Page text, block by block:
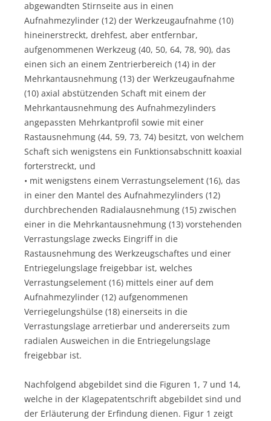
abgewandten Stirnseite aus in einen
Aufnahmezylinder (12) der Werkzeugaufnahme (10)
hineinerstreckt, drehfest, aber entfernbar,
aufgenommenen Werkzeug (40, 50, 64, 78, 90), das
einen sich an einem Zentrierbereich (14) in der
Mehrkantausnehmung (13) der Werkzeugaufnahme
(10) axial abstützenden Schaft mit einem der
Mehrkantausnehmung des Aufnahmezylinders
angepassten Mehrkantprofil sowie mit einer
Rastausnehmung (44, 59, 73, 74) besitzt, von welchem
Schaft sich wenigstens ein Funktionsabschnitt koaxial
forterstreckt, und
• mit wenigstens einem Verrastungselement (16), das
in einer den Mantel des Aufnahmezylinders (12)
durchbrechenden Radialausnehmung (15) zwischen
einer in die Mehrkantausnehmung (13) vorstehenden
Verrastungslage zwecks Eingriff in die
Rastausnehmung des Werkzeugschaftes und einer
Entriegelungslage freigebbar ist, welches
Verrastungselement (16) mittels einer auf dem
Aufnahmezylinder (12) aufgenommenen
Verriegelungshülse (18) einerseits in die
Verrastungslage arretierbar und andererseits zum
radialen Ausweichen in die Entriegelungslage
freigebbar ist.
Nachfolgend abgebildet sind die Figuren 1, 7 und 14,
welche in der Klagepatentschrift abgebildet sind und
der Erläuterung der Erfindung dienen. Figur 1 zeigt